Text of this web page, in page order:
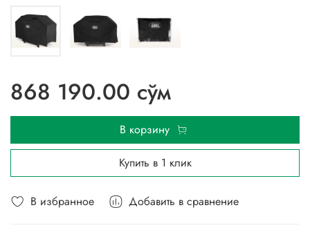
В избранное Добавить в сравнение
868 190.00 сўм
В корзину
Купить в 1 клик